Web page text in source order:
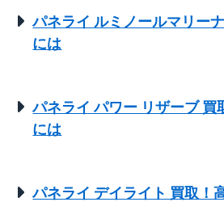
パネライ ルミノールマリー
には
パネライ パワー リザーブ 買
には
パネライ デイライト 買取！